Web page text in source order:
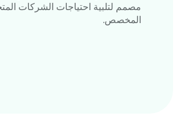
مصمم لتلبية احتياجات الشركات
المخصص.